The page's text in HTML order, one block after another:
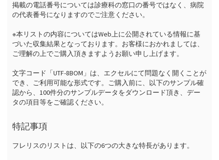
掲載の電話番号については診療科の窓口の番号ではなく、病院
の代表番号になりますのでご注意ください。
※本リストの内容についてはWeb上に公開されている情報に基
づいた収集結果となっております。お客様におかれましては、
ご理解の上でご購入頂きますようお願い申し上げます。
文字コード「UTF-8BOM」は、エクセルにて問題なく開くことが
でき、ご利用可能な形式です。ご購入前に、以下のサンプル確
認から、100件分のサンプルデータをダウンロード頂き、デー
タの項目等をご確認ください。
特記事項
フレリスのリストは、以下の6つの大きな特長があります。